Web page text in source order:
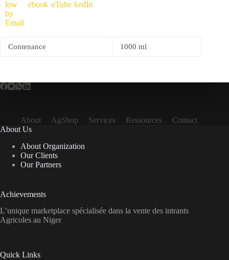
Contenance 1000 ml
About AgShop Services Ressources
Contact
About Us
About Organization
Our Clients
Our Partners
Achievements
L’unique marketplace spécialisée dans la vente des intrants
Agricoles au Niger
Quick Links